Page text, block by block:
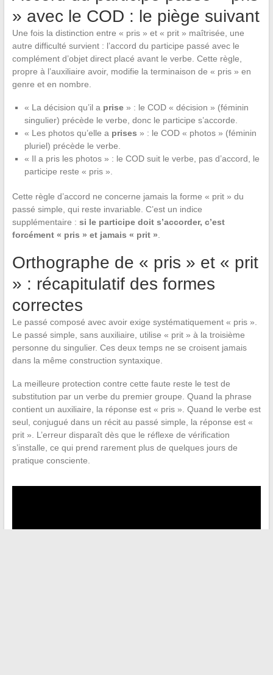
» avec le COD : le piège suivant
Une fois la distinction entre « pris » et « prit » maîtrisée, une
autre difficulté survient : l’accord du participe passé avec le
complément d’objet direct placé avant le verbe. Cette règle,
propre à l’auxiliaire avoir, modifie la terminaison de « pris » en
genre et en nombre.
« La décision qu’il a prise» : le COD « décision » (féminin
singulier) précède le verbe, donc le participe s’accorde.
« Les photos qu’elle a prises » : le COD « photos » (féminin
pluriel) précède le verbe.
« Il a pris les photos » : le COD suit le verbe, pas d’accord, le
participe reste « pris ».
Cette règle d’accord ne concerne jamais la forme « prit » du
passé simple, qui reste invariable. C’est un indice
supplémentaire : si le participe doit s’accorder, c’est
forcément « pris » et jamais « prit ».
Orthographe de « pris » et « prit
» : récapitulatif des formes
correctes
Le passé composé avec avoir exige systématiquement « pris ».
Le passé simple, sans auxiliaire, utilise « prit » à la troisième
personne du singulier. Ces deux temps ne se croisent jamais
dans la même construction syntaxique.
La meilleure protection contre cette faute reste le test de
substitution par un verbe du premier groupe. Quand la phrase
contient un auxiliaire, la réponse est « pris ». Quand le verbe est
seul, conjugué dans un récit au passé simple, la réponse est «
prit ». L’erreur disparaît dès que le réflexe de vérification
s’installe, ce qui prend rarement plus de quelques jours de
pratique consciente.